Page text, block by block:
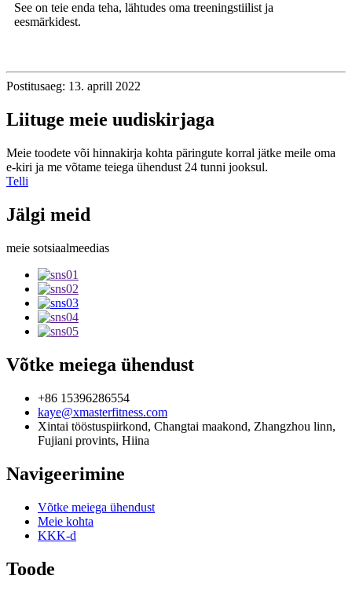
See on teie enda teha, lähtudes oma treeningstiilist ja
eesmärkidest.
Postitusaeg: 13. aprill 2022
Liituge meie uudiskirjaga
Meie toodete või hinnakirja kohta päringute korral jätke meile oma
e-kiri ja me võtame teiega ühendust 24 tunni jooksul.
Telli
Jälgi meid
meie sotsiaalmeedias
Võtke meiega ühendust
+86 15396286554
kaye@xmasterfitness.com
Xintai tööstuspiirkond, Changtai maakond, Zhangzhou linn,
Fujiani provints, Hiina
Navigeerimine
Võtke meiega ühendust
Meie kohta
KKK-d
Toode